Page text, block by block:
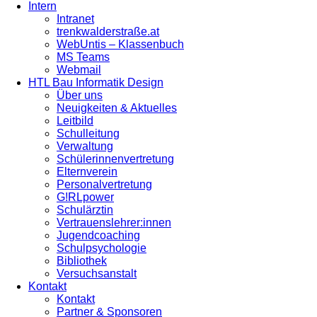
Intern
Intranet
trenkwalderstraße.at
WebUntis – Klassenbuch
MS Teams
Webmail
HTL Bau Informatik Design
Über uns
Neuigkeiten & Aktuelles
Leitbild
Schulleitung
Verwaltung
Schülerinnenvertretung
Elternverein
Personalvertretung
G!RLpower
Schulärztin
Vertrauenslehrer:innen
Jugendcoaching
Schulpsychologie
Bibliothek
Versuchsanstalt
Kontakt
Kontakt
Partner & Sponsoren